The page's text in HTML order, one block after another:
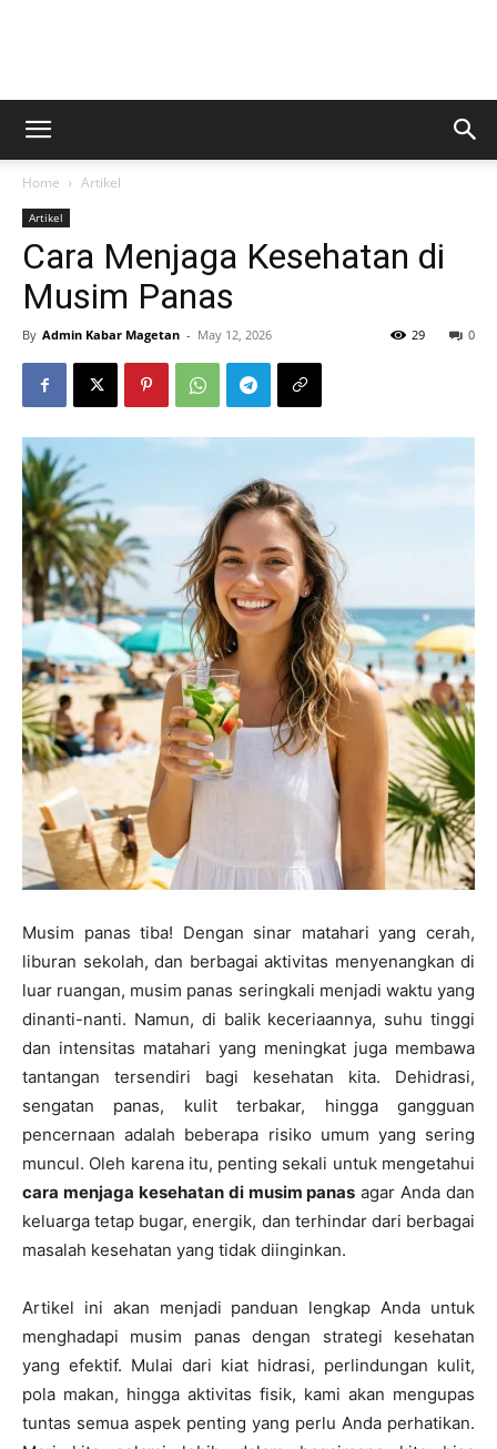
Kabar
Home Artikel
Artikel
Cara Menjaga Kesehatan di
Musim Panas
By Admin Kabar Magetan - May 12, 2026 0
29
Musim panas tiba! Dengan sinar matahari yang cerah,
liburan sekolah, dan berbagai aktivitas menyenangkan di
luar ruangan, musim panas seringkali menjadi waktu yang
dinanti-nanti. Namun, di balik keceriaannya, suhu tinggi
dan intensitas matahari yang meningkat juga membawa
tantangan tersendiri bagi kesehatan kita. Dehidrasi,
sengatan panas, kulit terbakar, hingga gangguan
pencernaan adalah beberapa risiko umum yang sering
muncul. Oleh karena itu, penting sekali untuk mengetahui
cara menjaga kesehatan di musim panas agar Anda dan
keluarga tetap bugar, energik, dan terhindar dari berbagai
masalah kesehatan yang tidak diinginkan.
Artikel ini akan menjadi panduan lengkap Anda untuk
menghadapi musim panas dengan strategi kesehatan
yang efektif. Mulai dari kiat hidrasi, perlindungan kulit,
pola makan, hingga aktivitas fisik, kami akan mengupas
tuntas semua aspek penting yang perlu Anda perhatikan.